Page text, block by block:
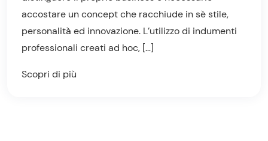
accostare un concept che racchiude in sè stile,
personalità ed innovazione. L’utilizzo di indumenti
professionali creati ad hoc, […]
Scopri di più